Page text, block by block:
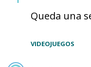
Queda una
VIDEOJUEGOS